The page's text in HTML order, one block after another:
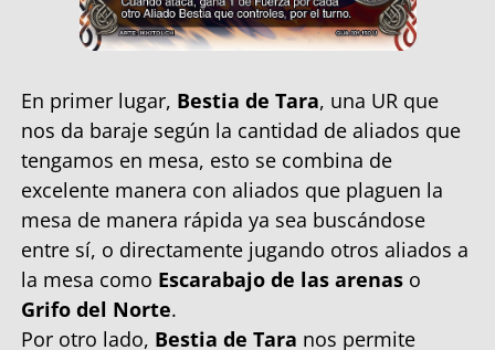
En primer lugar, Bestia de Tara, una UR que
nos da baraje según la cantidad de aliados que
tengamos en mesa, esto se combina de
excelente manera con aliados que plaguen la
mesa de manera rápida ya sea buscándose
entre sí, o directamente jugando otros aliados a
la mesa como Escarabajo de las arenas o
Grifo del Norte.
Por otro lado, Bestia de Tara nos permite